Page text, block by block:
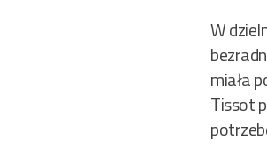
W
miała
Tissot